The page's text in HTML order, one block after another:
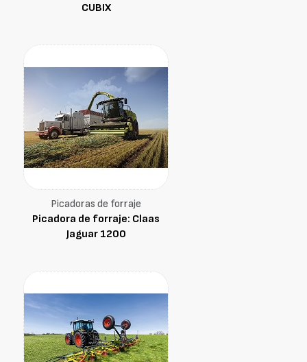
CUBIX
Picadoras de forraje
Picadora de forraje: Claas
Jaguar 1200